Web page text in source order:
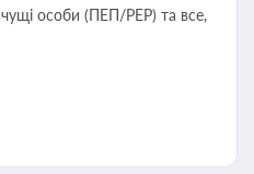
особи (ПЕП/PEP) та все,